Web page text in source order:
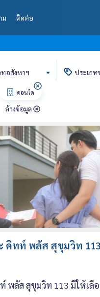
ม ติดต่อ
ทอสังหาฯ ประเภท
คอนโด
ล้างข้อมูล
คิทท์ พลัส สุขุมวิท 113
พลัส สุขุมวิท 113 มีให้เ